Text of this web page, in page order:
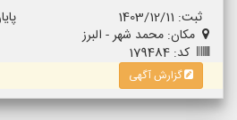
ثبت: 1403/12/11
پایان:
مکان: محمد شهر - البرز
کد: 179484
گزارش آگهی